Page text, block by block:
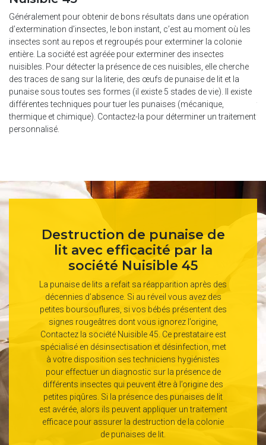
Généralement pour obtenir de bons résultats dans une opération
d’extermination d’insectes, le bon instant, c’est au moment où les
insectes sont au repos et regroupés pour exterminer la colonie
entière. La société est agréée pour exterminer des insectes
nuisibles. Pour détecter la présence de ces nuisibles, elle cherche
des traces de sang sur la literie, des œufs de punaise de lit et la
punaise sous toutes ses formes (il existe 5 stades de vie). Il existe
différentes techniques pour tuer les punaises (mécanique,
thermique et chimique). Contactez-la pour déterminer un traitement
personnalisé.
Destruction de punaise de
lit avec efficacité par la
société Nuisible 45
La punaise de lits a refait sa réapparition après des
décennies d’absence. Si au réveil vous avez des
petites boursouflures, si vos bébés présentent des
signes rougeâtres dont vous ignorez l’origine,
Contactez la société Nuisible 45. Ce prestataire est
spécialisé en désinsectisation et désinfection, met
à votre disposition ses techniciens hygiénistes
pour effectuer un diagnostic sur la présence de
différents insectes qui peuvent être à l’origine des
petites piqûres. Si la présence des punaises de lit
est avérée, alors ils peuvent appliquer un traitement
efficace pour assurer la destruction de la colonie
de punaises de lit.